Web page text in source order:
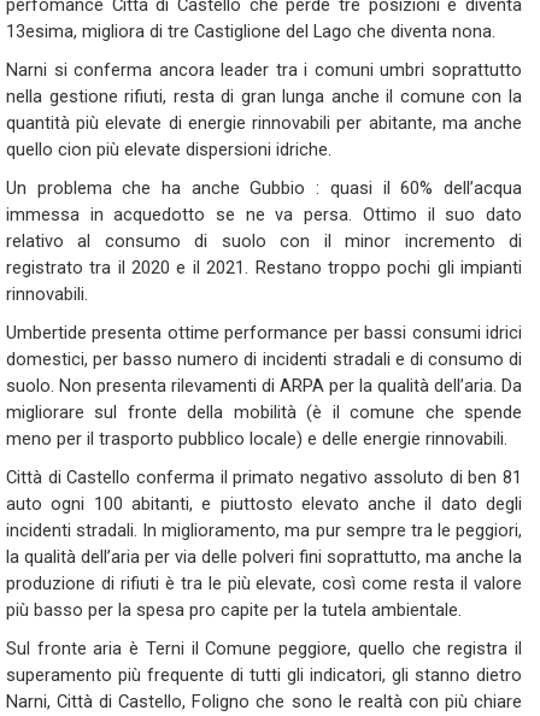
perfomance Città di Castello che perde tre posizioni e diventa
13esima, migliora di tre Castiglione del Lago che diventa nona.
Narni si conferma ancora leader tra i comuni umbri soprattutto
nella gestione rifiuti, resta di gran lunga anche il comune con la
quantità più elevate di energie rinnovabili per abitante, ma anche
quello cion più elevate dispersioni idriche.
Un problema che ha anche Gubbio : quasi il 60% dell’acqua
immessa in acquedotto se ne va persa. Ottimo il suo dato
relativo al consumo di suolo con il minor incremento di
registrato tra il 2020 e il 2021. Restano troppo pochi gli impianti
rinnovabili.
Umbertide presenta ottime performance per bassi consumi idrici
domestici, per basso numero di incidenti stradali e di consumo di
suolo. Non presenta rilevamenti di ARPA per la qualità dell’aria. Da
migliorare sul fronte della mobilità (è il comune che spende
meno per il trasporto pubblico locale) e delle energie rinnovabili.
Città di Castello conferma il primato negativo assoluto di ben 81
auto ogni 100 abitanti, e piuttosto elevato anche il dato degli
incidenti stradali. In miglioramento, ma pur sempre tra le peggiori,
la qualità dell’aria per via delle polveri fini soprattutto, ma anche la
produzione di rifiuti è tra le più elevate, così come resta il valore
più basso per la spesa pro capite per la tutela ambientale.
Sul fronte aria è Terni il Comune peggiore, quello che registra il
superamento più frequente di tutti gli indicatori, gli stanno dietro
Narni, Città di Castello, Foligno che sono le realtà con più chiare